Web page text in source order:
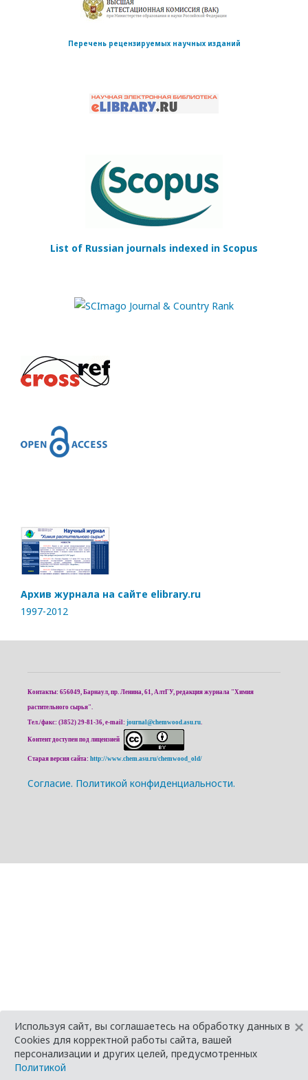
Перечень рецензируемых научных изданий
List of Russian journals indexed in Scopus
Архив журнала на сайте elibrary.ru
1997-2012
Контакты: 656049, Барнаул, пр. Ленина, 61, АлтГУ, редакция журнала "Химия
растительного сырья".
Тел./факс: (3852) 29-81-36, e-mail: journal@chemwood.asu.ru.
Контент доступен под лицензией
Старая версия сайта: http://www.chem.asu.ru/chemwood_old/
Cогласие. Политикой конфиденциальности.
Используя сайт, вы соглашаетесь на обработку данных в
Cookies для корректной работы сайта, вашей
персонализации и других целей, предусмотренных
Политикой
×